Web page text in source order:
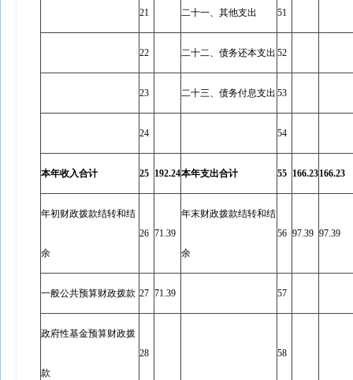
21 二十一、其他支出 51
22 二十二、债务还本支出 52
23 二十三、债务付息支出 53
24 54
本年收入合计 25 192.24本年支出合计 55 166.23166.23
年初财政拨款结转和结
余
26 71.39
年末财政拨款结转和结
余
56 97.39 97.39
一般公共预算财政拨款 27 71.39 57
政府性基金预算财政拨
款
28 58